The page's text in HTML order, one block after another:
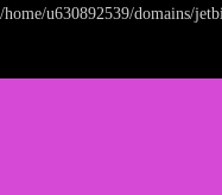
/home/u630892539/domains/